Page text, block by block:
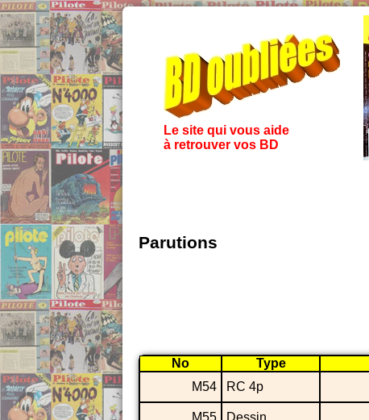
Le site qui vous aide
à retrouver vos BD
Parutions
No Type
M54
RC 4p
M55
Dessin